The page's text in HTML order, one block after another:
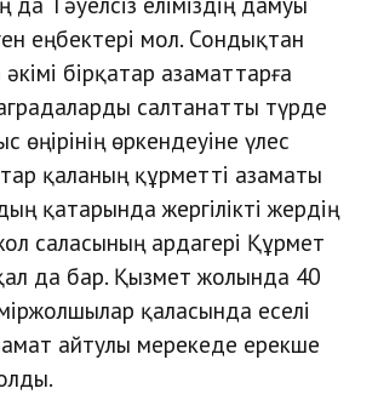
еңбектері мол. Сондықтан
бірқатар азаматтарға
салтанатты түрде
өңірінің өркендеуіне үлес
қаланың құрметті азаматы
қатарында жергілікті жердің
саласының ардагері Құрмет
да бар. Қызмет жолында 40
қаласында еселі
айтулы мерекеде ерекше